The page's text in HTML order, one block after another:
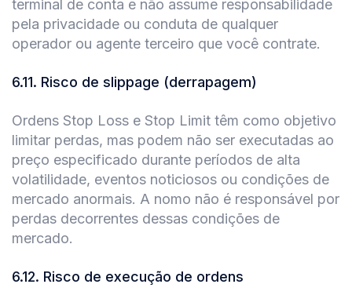
terminal de conta e não assume responsabilidade
pela privacidade ou conduta de qualquer
operador ou agente terceiro que você contrate.
6.11. Risco de slippage (derrapagem)
Ordens Stop Loss e Stop Limit têm como objetivo
limitar perdas, mas podem não ser executadas ao
preço especificado durante períodos de alta
volatilidade, eventos noticiosos ou condições de
mercado anormais. A nomo não é responsável por
perdas decorrentes dessas condições de
mercado.
6.12. Risco de execução de ordens